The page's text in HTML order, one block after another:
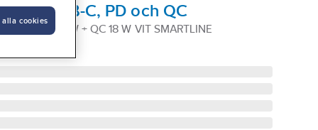
A + USB-C, PD och QC
USB-A PD 20 W + QC 18 W VIT SMARTLINE
alla cookies